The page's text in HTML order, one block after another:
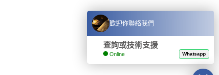
歡迎你聯絡我們
查詢或技術支援
Online Whatsapp